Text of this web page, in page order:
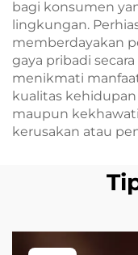
bagi konsumen
lingkungan.
memberdayakan
gaya pribadi
menikmati
kualitas
maupun
kerusakan atau